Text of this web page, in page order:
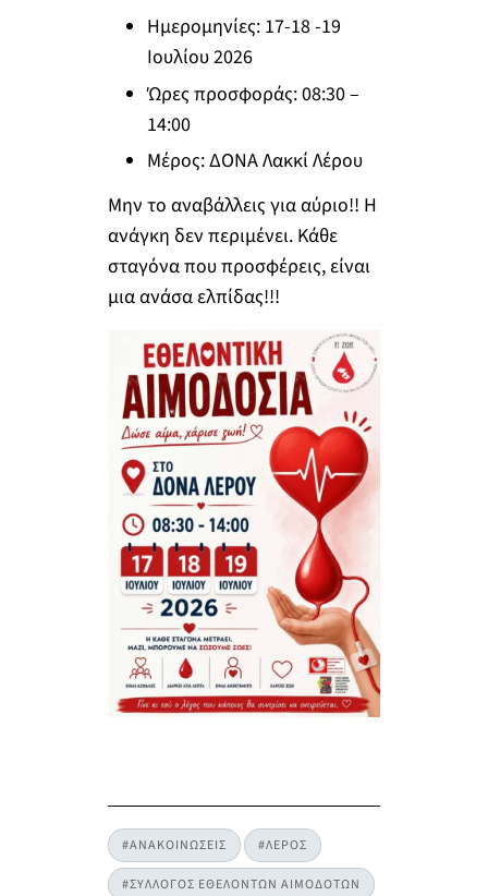
Ημερομηνίες: 17-18 -19
Ιουλίου 2026
Ώρες προσφοράς: 08:30 –
14:00
Μέρος: ΔΟΝΑ Λακκί Λέρου
Μην το αναβάλλεις για αύριο!! Η
ανάγκη δεν περιμένει. Κάθε
σταγόνα που προσφέρεις, είναι
μια ανάσα ελπίδας!!!
#ΑΝΑΚΟΙΝΩΣΕΙΣ #ΛΕΡΟΣ
#ΣΥΛΛΟΓΟΣ ΕΘΕΛΟΝΤΩΝ ΑΙΜΟΔΟΤΩΝ